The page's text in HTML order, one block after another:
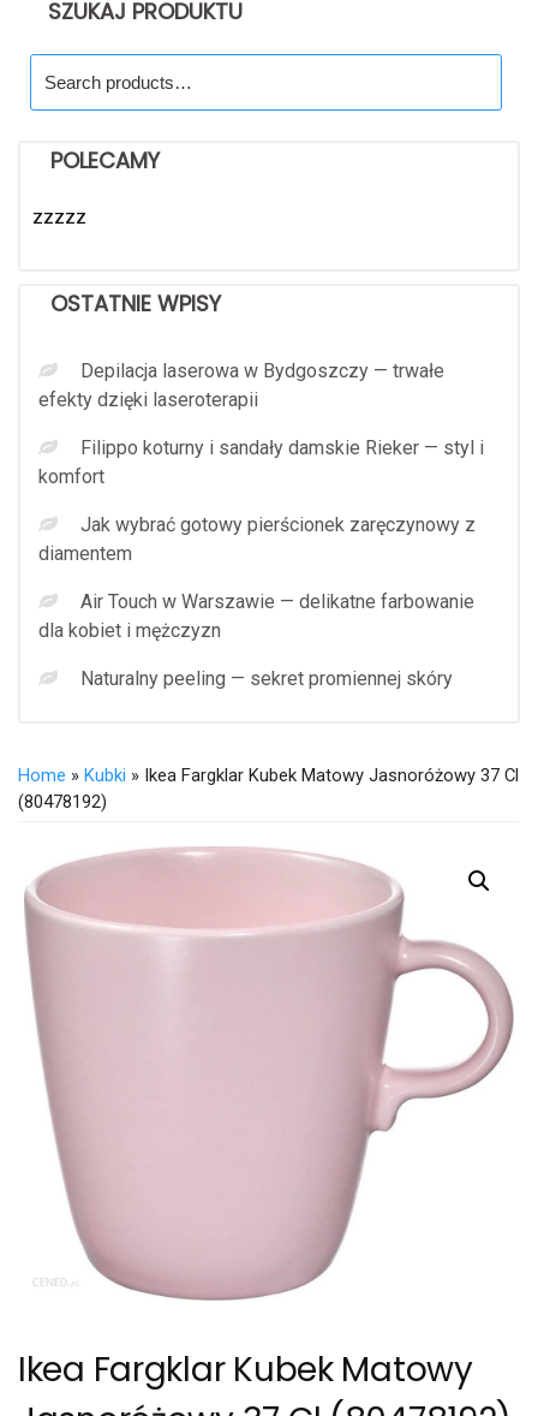
SZUKAJ PRODUKTU
for:
POLECAMY
zzzzz
OSTATNIE WPISY
Depilacja laserowa w Bydgoszczy — trwałe
efekty dzięki laseroterapii
Filippo koturny i sandały damskie Rieker — styl i
komfort
Jak wybrać gotowy pierścionek zaręczynowy z
diamentem
Air Touch w Warszawie — delikatne farbowanie
dla kobiet i mężczyzn
Naturalny peeling — sekret promiennej skóry
Home » Kubki » Ikea Fargklar Kubek Matowy Jasnoróżowy 37 Cl
(80478192)
Ikea Fargklar Kubek Matowy